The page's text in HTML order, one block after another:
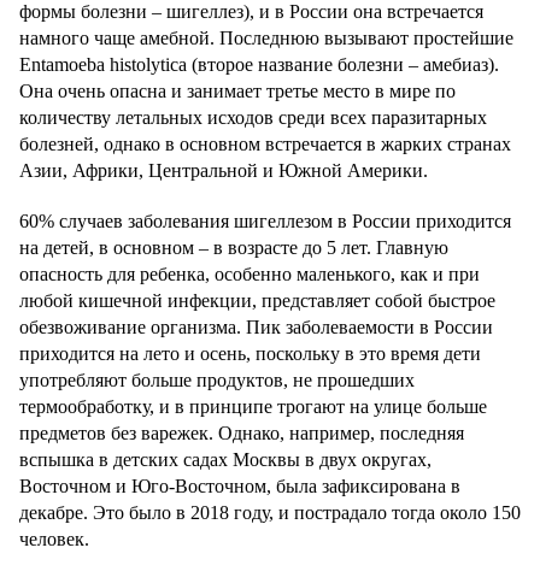
формы болезни – шигеллез), и в России она встречается
намного чаще амебной. Последнюю вызывают простейшие
Entamoeba histolytica (второе название болезни – амебиаз).
Она очень опасна и занимает третье место в мире по
количеству летальных исходов среди всех паразитарных
болезней, однако в основном встречается в жарких странах
Азии, Африки, Центральной и Южной Америки.
60% случаев заболевания шигеллезом в России приходится
на детей, в основном – в возрасте до 5 лет. Главную
опасность для ребенка, особенно маленького, как и при
любой кишечной инфекции, представляет собой быстрое
обезвоживание организма. Пик заболеваемости в России
приходится на лето и осень, поскольку в это время дети
употребляют больше продуктов, не прошедших
термообработку, и в принципе трогают на улице больше
предметов без варежек. Однако, например, последняя
вспышка в детских садах Москвы в двух округах,
Восточном и Юго-Восточном, была зафиксирована в
декабре. Это было в 2018 году, и пострадало тогда около 150
человек.